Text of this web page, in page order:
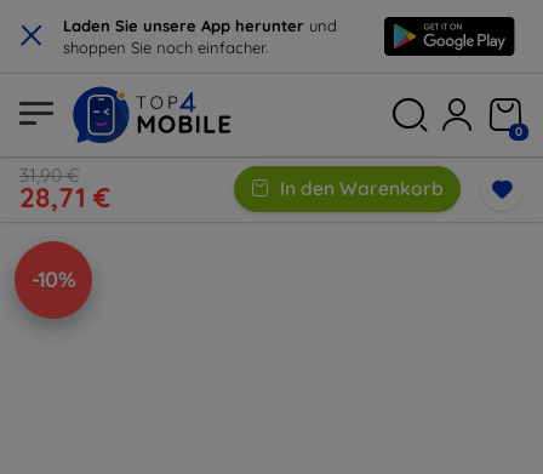
× Laden Sie unsere App herunter und
shoppen Sie noch einfacher.
0
31,90 €
28,71 € In den Warenkorb
-10%